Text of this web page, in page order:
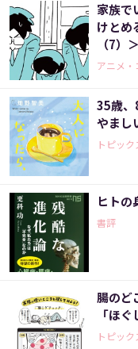
家族で
けとめ
（7）＞
アニメ・
35歳、
やまし
トピック
ヒトの
書評
腸のど
「ほぐ
トピック